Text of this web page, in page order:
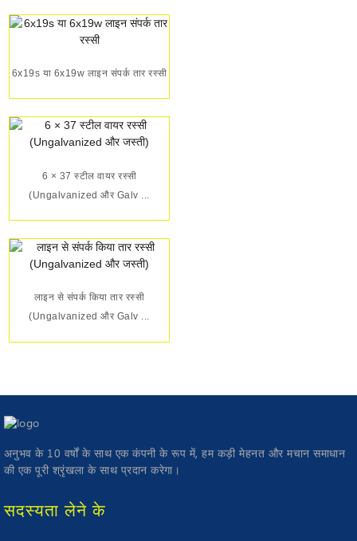
6x19s या 6x19w लाइन संपर्क तार रस्सी
6 × 37 स्टील वायर रस्सी
(Ungalvanized और Galv ...
लाइन से संपर्क किया तार रस्सी
(Ungalvanized और Galv ...
अनुभव के 10 वर्षों के साथ एक कंपनी के रूप में, हम कड़ी मेहनत और मचान समाधान
की एक पूरी श्रृंखला के साथ प्रदान करेगा।
सदस्यता लेने के